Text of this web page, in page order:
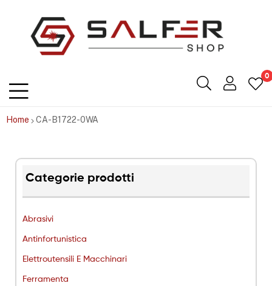
0
Home CA-B1722-0WA
Categorie prodotti
Abrasivi
Antinfortunistica
Elettroutensili E Macchinari
Ferramenta